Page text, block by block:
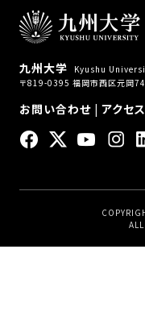
九州大学
Kyushu
〒819-0395 福岡市西区元岡
お問い合わせ| アクセス